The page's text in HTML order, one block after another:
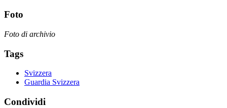
Foto
Foto di archivio
Tags
Svizzera
Guardia Svizzera
Condividi